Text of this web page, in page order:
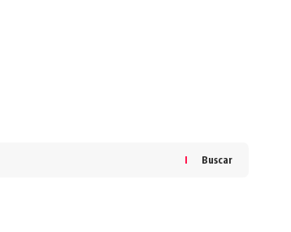
Buscar